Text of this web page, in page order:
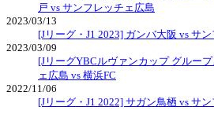
戸 vs サンフレッチェ広島
2023/03/13
[Jリーグ・J1 2023] ガンバ大阪 vs サ
2023/03/09
[JリーグYBCルヴァンカップ グルー
ェ広島 vs 横浜FC
2022/11/06
[Jリーグ・J1 2022] サガン鳥栖 vs サ